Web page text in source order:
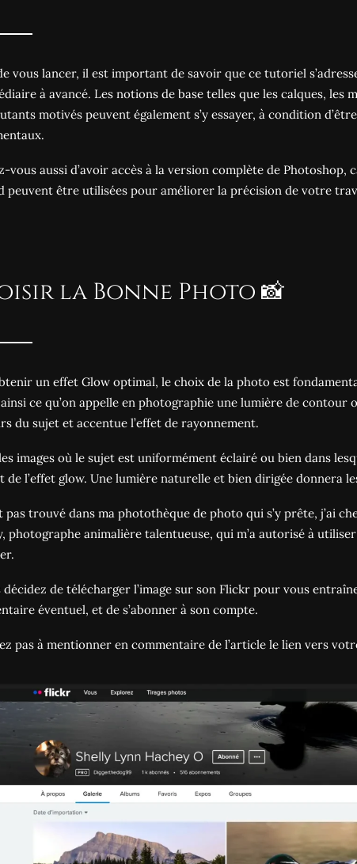
vous lancer, il est important de savoir que ce tutoriel
à avancé. Les notions de base telles que les calques, les
motivés peuvent également s’y essayer, à condition
vous aussi d’avoir accès à la version complète de
peuvent être utilisées pour améliorer la précision de votre
la Bonne Photo 📸
un effet Glow optimal, le choix de la photo est
ce qu’on appelle en photographie une lumière de contour
du sujet et accentue l’effet de rayonnement.
images où le sujet est uniformément éclairé ou bien dans
de l’effet glow. Une lumière naturelle et bien dirigée donnera
pas trouvé dans ma photothèque de photo qui s’y prête, j’ai
photographe animalière talentueuse, qui m’a autorisé à
décidez de télécharger l’image sur son Flickr pour vous
éventuel, et de s’abonner à son compte.
pas à mentionner en commentaire de l’article le lien vers